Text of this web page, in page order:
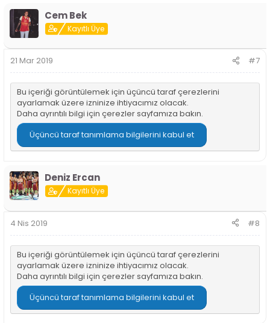
Cem Bek
Kayıtlı Üye
21 Mar 2019 #7
Bu içeriği görüntülemek için üçüncü taraf çerezlerini
ayarlamak üzere izninize ihtiyacımız olacak.
Daha ayrıntılı bilgi için çerezler sayfamıza bakın.
Üçüncü taraf tanımlama bilgilerini kabul et
Deniz Ercan
Kayıtlı Üye
4 Nis 2019 #8
Bu içeriği görüntülemek için üçüncü taraf çerezlerini
ayarlamak üzere izninize ihtiyacımız olacak.
Daha ayrıntılı bilgi için çerezler sayfamıza bakın.
Üçüncü taraf tanımlama bilgilerini kabul et